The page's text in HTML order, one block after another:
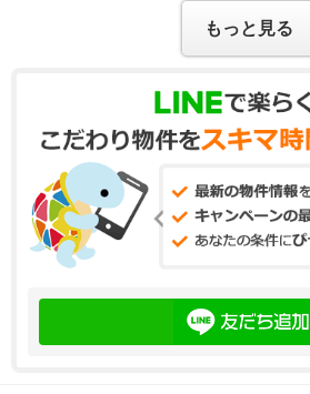
もっと見る